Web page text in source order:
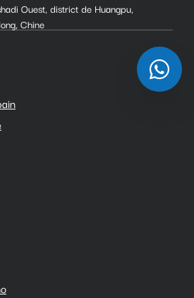
Ouest, district de Huangpu,
Chine